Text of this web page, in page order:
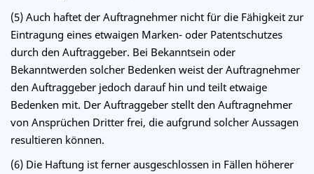
(5) Auch haftet der Auftragnehmer nicht für die Fähigkeit zur
Eintragung eines etwaigen Marken- oder Patentschutzes
durch den Auftraggeber. Bei Bekanntsein oder
Bekanntwerden solcher Bedenken weist der Auftragnehmer
den Auftraggeber jedoch darauf hin und teilt etwaige
Bedenken mit. Der Auftraggeber stellt den Auftragnehmer
von Ansprüchen Dritter frei, die aufgrund solcher Aussagen
resultieren können.
(6) Die Haftung ist ferner ausgeschlossen in Fällen höherer